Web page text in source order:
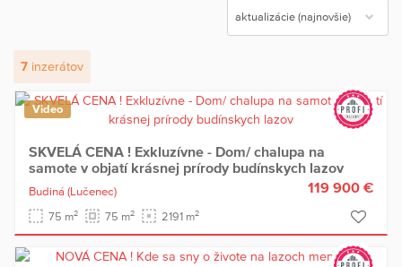
7 inzerátov
Video
SKVELÁ CENA ! Exkluzívne - Dom/ chalupa na
samote v objatí krásnej prírody budínskych lazov
Budiná (Lučenec)
75 m2 75 m2 2191 m2
119 900 €